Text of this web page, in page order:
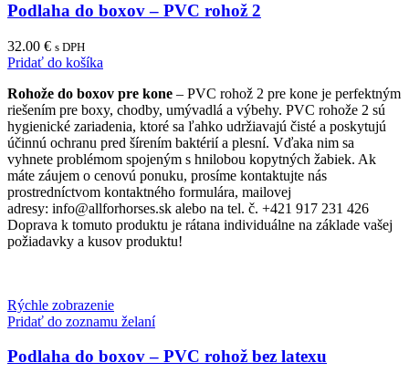
Podlaha do boxov – PVC rohož 2
32.00 € s DPH
Pridať do košíka
Rohože do boxov pre kone – PVC rohož 2 pre kone je perfektným
riešením pre boxy, chodby, umývadlá a výbehy. PVC rohože 2 sú
hygienické zariadenia, ktoré sa ľahko udržiavajú čisté a poskytujú
účinnú ochranu pred šírením baktérií a plesní. Vďaka nim sa
vyhnete problémom spojeným s hnilobou kopytných žabiek. Ak
máte záujem o cenovú ponuku, prosíme kontaktujte nás
prostredníctvom kontaktného formulára, mailovej
adresy: info@allforhorses.sk alebo na tel. č. +421 917 231 426
Doprava k tomuto produktu je rátana individuálne na základe vašej
požiadavky a kusov produktu!
Rýchle zobrazenie
Pridať do zoznamu želaní
Podlaha do boxov – PVC rohož bez latexu